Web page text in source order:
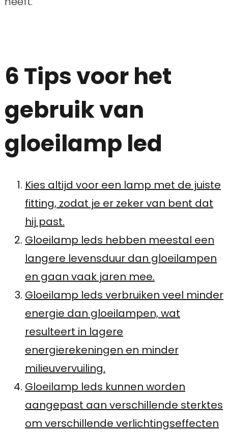
6 Tips voor het
gebruik van
gloeilamp led
Kies altijd voor een lamp met de juiste
fitting, zodat je er zeker van bent dat
hij past.
Gloeilamp leds hebben meestal een
langere levensduur dan gloeilampen
en gaan vaak jaren mee.
Gloeilamp leds verbruiken veel minder
energie dan gloeilampen, wat
resulteert in lagere
energierekeningen en minder
milieuvervuiling.
Gloeilamp leds kunnen worden
aangepast aan verschillende sterktes
om verschillende verlichtingseffecten